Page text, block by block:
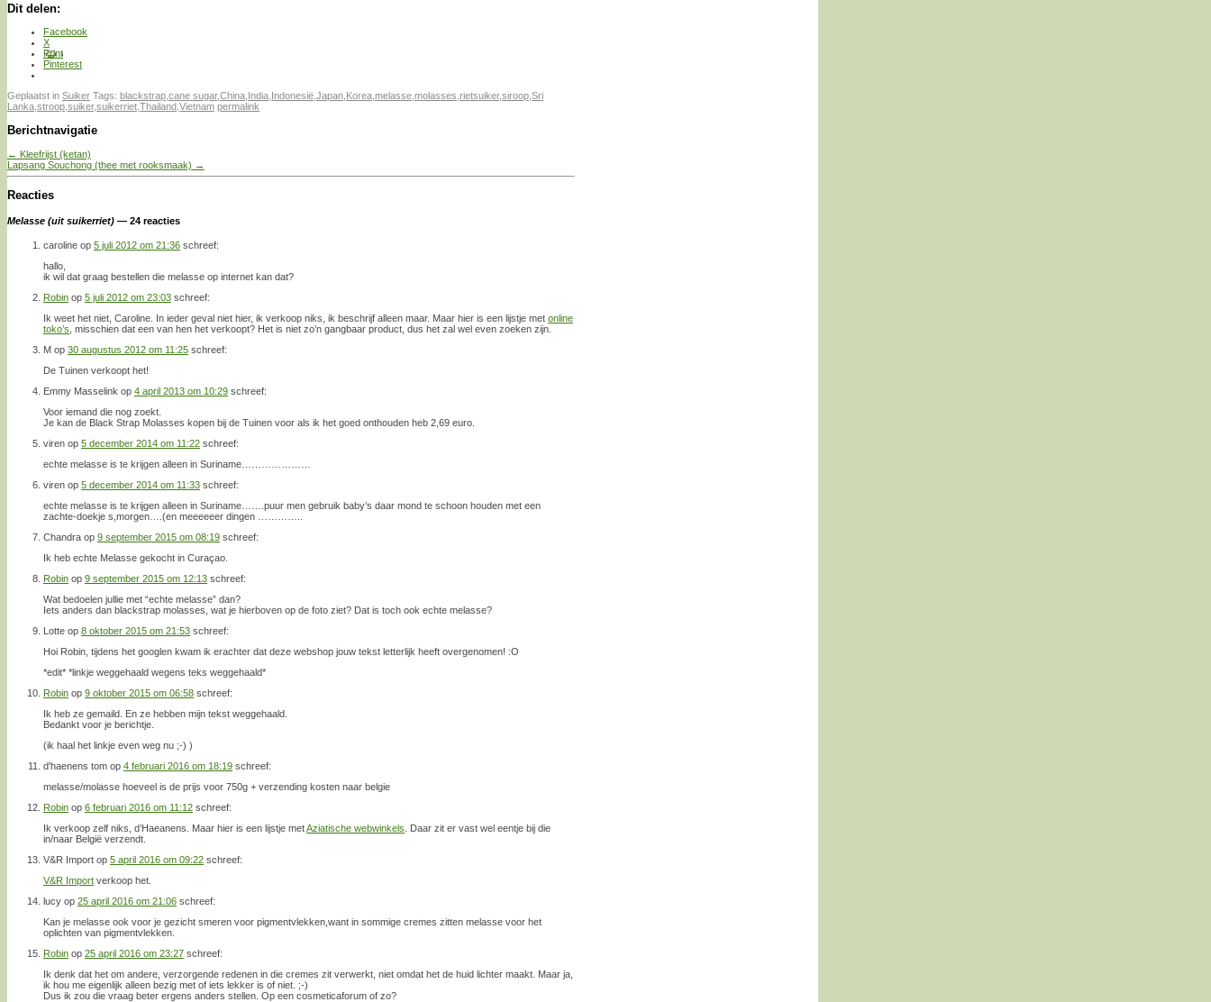
Dit delen:
Facebook
X
Print
Pinterest
Geplaatst in Suiker Tags: blackstrap,cane sugar,China, India, Indonesië,Japan, Korea,melasse,molasses,rietsuiker,siroop,Sri
Lanka,stroop,suiker,suikerriet,Thailand,Vietnam permalink
Berichtnavigatie
← Kleefrijst (ketan)
Lapsang Souchong (thee met rooksmaak) →
Reacties
Melasse (uit suikerriet) — 24 reacties
caroline op 5 juli 2012 om 21:36 schreef:
hallo,
ik wil dat graag bestellen die melasse op internet kan dat?
Robin op 5 juli 2012 om 23:03 schreef:
Ik weet het niet, Caroline. In ieder geval niet hier, ik verkoop niks, ik beschrijf alleen maar. Maar hier is een lijstje met online
toko’s , misschien dat een van hen het verkoopt? Het is niet zo’n gangbaar product, dus het zal wel even zoeken zijn.
M op 30 augustus 2012 om 11:25 schreef:
De Tuinen verkoopt het!
Emmy Masselink op 4 april 2013 om 10:29 schreef:
Voor iemand die nog zoekt.
Je kan de Black Strap Molasses kopen bij de Tuinen voor als ik het goed onthouden heb 2,69 euro.
viren op 5 december 2014 om 11:22 schreef:
echte melasse is te krijgen alleen in Suriname…………………
viren op 5 december 2014 om 11:33 schreef:
echte melasse is te krijgen alleen in Suriname…….puur men gebruik baby’s daar mond te schoon houden met een
zachte-doekje s,morgen….(en meeeeeer dingen …………..
Chandra op 9 september 2015 om 08:19 schreef:
Ik heb echte Melasse gekocht in Curaçao.
Robin op 9 september 2015 om 12:13 schreef:
Wat bedoelen jullie met “echte melasse” dan?
Iets anders dan blackstrap molasses, wat je hierboven op de foto ziet? Dat is toch ook echte melasse?
Lotte op 8 oktober 2015 om 21:53 schreef:
Hoi Robin, tijdens het googlen kwam ik erachter dat deze webshop jouw tekst letterlijk heeft overgenomen! :O
*edit* *linkje weggehaald wegens teks weggehaald*
Robin op 9 oktober 2015 om 06:58 schreef:
Ik heb ze gemaild. En ze hebben mijn tekst weggehaald.
Bedankt voor je berichtje.
(ik haal het linkje even weg nu ;-) )
d'haenens tom op 4 februari 2016 om 18:19 schreef:
melasse/molasse hoeveel is de prijs voor 750g + verzending kosten naar belgie
Robin op 6 februari 2016 om 11:12 schreef:
Ik verkoop zelf niks, d’Haeanens. Maar hier is een lijstje metAziatische webwinkels . Daar zit er vast wel eentje bij die
in/naar België verzendt.
V&R Import op 5 april 2016 om 09:22 schreef:
V&R Import verkoop het.
lucy op 25 april 2016 om 21:06 schreef:
Kan je melasse ook voor je gezicht smeren voor pigmentvlekken,want in sommige cremes zitten melasse voor het
oplichten van pigmentvlekken.
Robin op 25 april 2016 om 23:27 schreef:
Ik denk dat het om andere, verzorgende redenen in die cremes zit verwerkt, niet omdat het de huid lichter maakt. Maar ja,
ik hou me eigenlijk alleen bezig met of iets lekker is of niet. ;-)
Dus ik zou die vraag beter ergens anders stellen. Op een cosmeticaforum of zo?